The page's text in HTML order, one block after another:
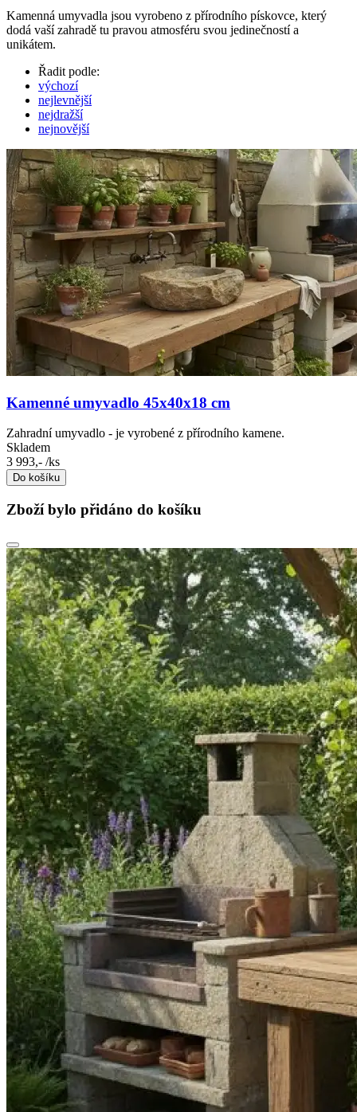
Kamenná umyvadla jsou vyrobeno z přírodního pískovce, který
dodá vaší zahradě tu pravou atmosféru svou jedinečností a
unikátem.
Řadit podle:
výchozí
nejlevnější
nejdražší
nejnovější
Kamenné umyvadlo 45x40x18 cm
Zahradní umyvadlo - je vyrobené z přírodního kamene.
Skladem
3 993,- /ks
Do košíku
Zboží bylo přidáno do košíku